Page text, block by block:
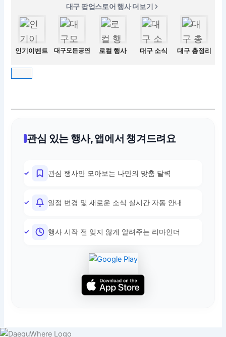
대구 팝업스토어 행사 더보기
인기이벤트 대구모든공연 로컬 행사 대구 소식 대구 총정리
관심 있는 행사, 앱에서 챙겨드려요
관심 행사만 모아보는 나만의 맞춤 달력
일정 변경 및 새로운 소식 실시간 자동 안내
행사 시작 전 잊지 않게 알려주는 리마인더